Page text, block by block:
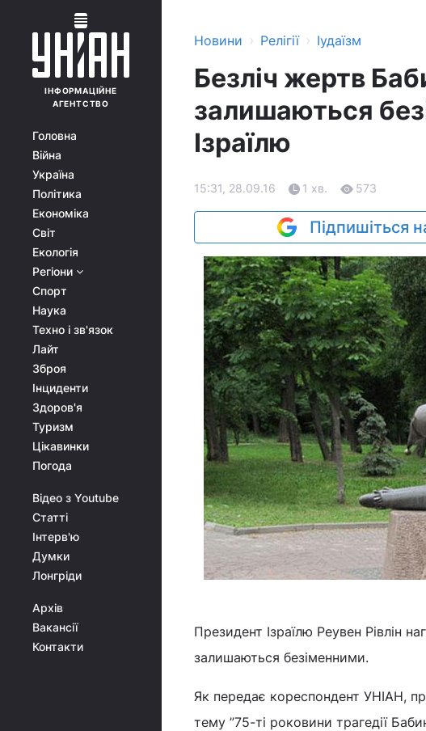
ІНФОРМАЦІЙНЕ
АГЕНТСТВО
Головна
Війна
Україна
Політика
Економіка
Світ
Екологія
Регіони
Спорт
Наука
Техно і зв'язок
Лайт
Зброя
Інциденти
Здоров'я
Туризм
Цікавинки
Погода
Відео з Youtube
Статті
Інтерв'ю
Думки
Лонгріди
Архів
Вакансії
Контакти
Новини › Релігії › Іудаїзм
Безліч жертв
залишаються
Ізраїлю
15:31, 28.09.16 1 хв. 573
Підпишіться
Президент Ізраїлю Реувен Рівлін
залишаються безіменними.
Як передає кореспондент УНІАН,
тему ”75-ті роковини трагедії